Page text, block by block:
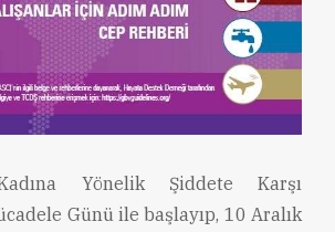
Yönelik Şiddete Karşı
Günü ile başlayıp, 10 Aralık